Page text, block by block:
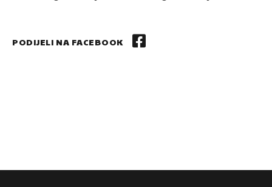
PODIJELI NA FACEBOOK